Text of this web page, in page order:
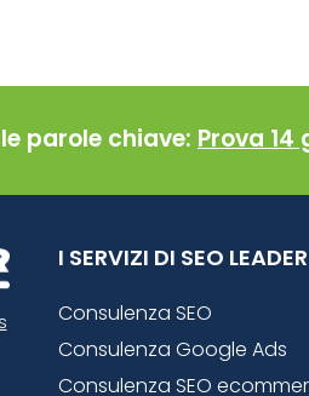
parole chiave: Prova
I SERVIZI DI SEO LEADER
Consulenza SEO
Consulenza Google Ads
Consulenza SEO